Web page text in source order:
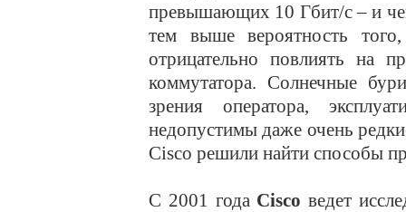
превышающих 10 Гбит/с – и
тем выше вероятность
отрицательно повлиять на
коммутатора. Солнечные
зрения оператора,
недопустимы даже очень
Cisco решили найти способы
С 2001 года Ciscoведет